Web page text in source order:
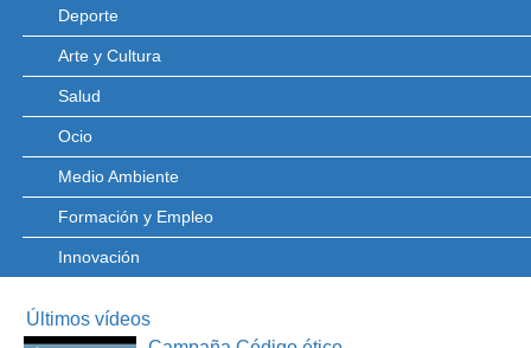
Deporte
Arte y Cultura
Salud
Ocio
Medio Ambiente
Formación y Empleo
Innovación
Últimos vídeos